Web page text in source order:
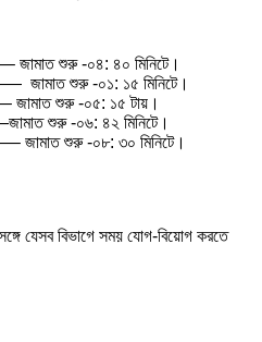
শুরু -০৪: ৪০ মিনিটে।
জামাত শুরু -০১: ১৫ মিনিটে।
শুরু -০৫: ১৫ টায়।
শুরু -০৬: ৪২ মিনিটে।
জামাত শুরু -০৮: ৩০ মিনিটে।
যেসব বিভাগে সময় যোগ-বিয়োগ করতে